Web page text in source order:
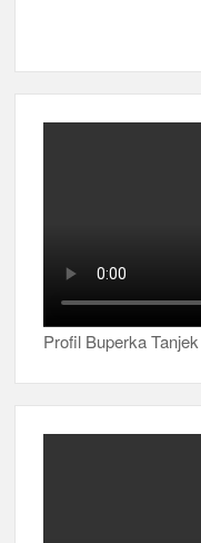
Profil Buperka